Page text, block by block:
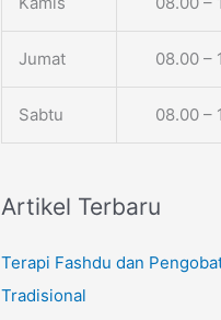
Jumat 08.00 –
Sabtu 08.00 –
Artikel Terbaru
Terapi Fashdu dan
Tradisional